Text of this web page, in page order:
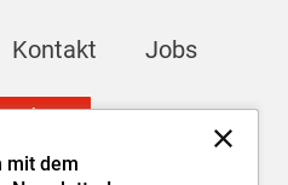
mit dem
Kontakt Jobs